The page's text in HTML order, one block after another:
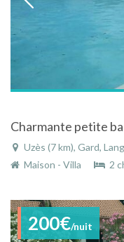
Charmante petite
Uzès (7 km), Gard,
Maison - Villa
2
200€/nuit